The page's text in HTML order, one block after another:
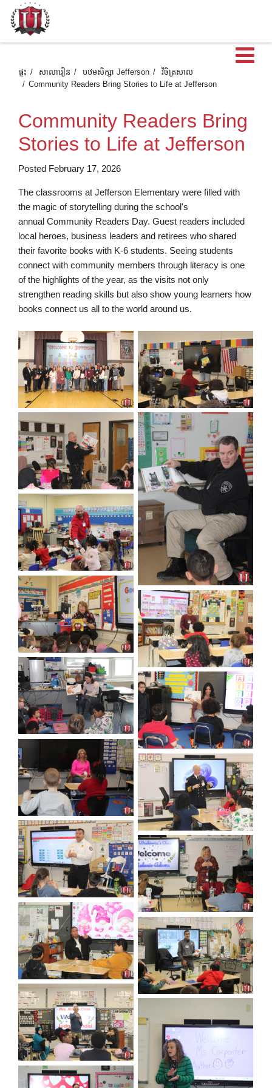
ប
ផ្ទះ សាលារៀន បឋមសិក្សា Jefferson
វិចិត្រសាល
Community Readers Bring Stories to Life at Jefferson
Community Readers Bring
Stories to Life at Jefferson
Posted February 17, 2026
The classrooms at Jefferson Elementary were filled with
the magic of storytelling during the school's
annual Community Readers Day. Guest readers included
local heroes, business leaders and retirees who shared
their favorite books with K-6 students. Seeing students
connect with community members through literacy is one
of the highlights of the year, as the visits not only
strengthen reading skills but also show young learners how
books connect us all to the world around us.